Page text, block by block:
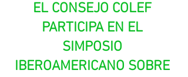
EL CONSEJO COLEF
PARTICIPA EN EL
SIMPOSIO
IBEROAMERICANO SOBRE